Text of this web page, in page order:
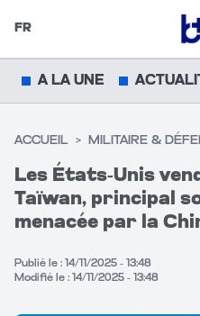
FR
A LA UNE
ACCUEIL > MILITAIRE &
Les États-Unis
Taïwan, principal
menacée par la
Publié le : 14/11/2025 - 13:48
Modifié le : 14/11/2025 - 13:48